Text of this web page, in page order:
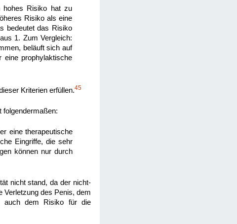
hohes Risiko hat zu
Risiko als eine
bedeutet das Risiko
1. Zum Vergleich:
beläuft sich auf
eine prophylaktische
Kriterien erfüllen.45
folgendermaßen:
eine therapeutische
Eingriffe, die sehr
können nur durch
nicht stand, da der nicht-
Verletzung des Penis, dem
auch dem Risiko für die